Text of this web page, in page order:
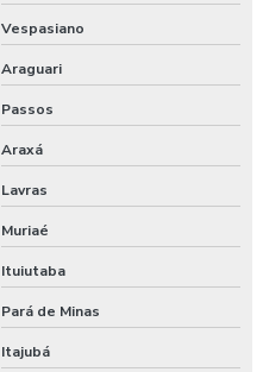
Vespasiano
Araguari
Passos
Araxá
Lavras
Muriaé
Ituiutaba
Pará de Minas
Itajubá